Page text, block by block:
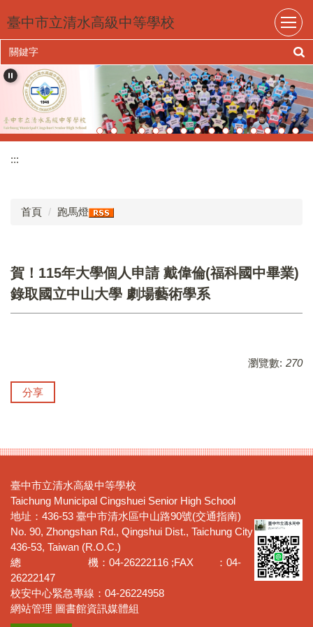
到
主
要
內
容
臺中市立清水高級中等學校
:::
首頁 跑馬燈
賀！115年大學個人申請 戴偉倫(福科國中畢業)
錄取國立中山大學 劇場藝術學系
瀏覽數: 270
分享
臺中市立清水高級中等學校
Taichung Municipal Cingshuei Senior High School
地址：436-53 臺中市清水區中山路90號(交通指南)
No. 90, Zhongshan Rd., Qingshui Dist., Taichung City
436-53, Taiwan (R.O.C.)
總 機：04-26222116 ;FAX ：04-
26222147
校安中心緊急專線：04-26224958
網站管理 圖書館資訊媒體組